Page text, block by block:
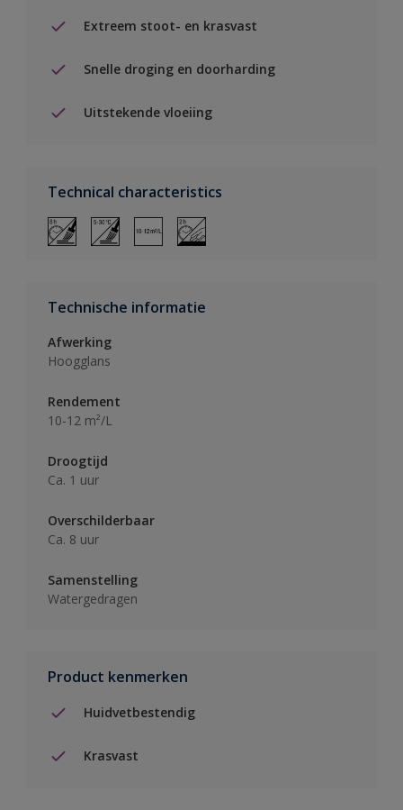
Extreem stoot- en krasvast
Snelle droging en doorharding
Uitstekende vloeiing
Technical characteristics
Technische informatie
Afwerking
Hoogglans
Rendement
10-12 m²/L
Droogtijd
Ca. 1 uur
Overschilderbaar
Ca. 8 uur
Samenstelling
Watergedragen
Product kenmerken
Huidvetbestendig
Krasvast